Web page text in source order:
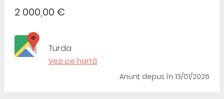
2 000,00 €
Turda
Vezi pe hartă
Anunț depusîn 13/01/2026